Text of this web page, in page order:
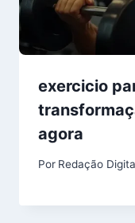
exercicio
agora
Por Redação